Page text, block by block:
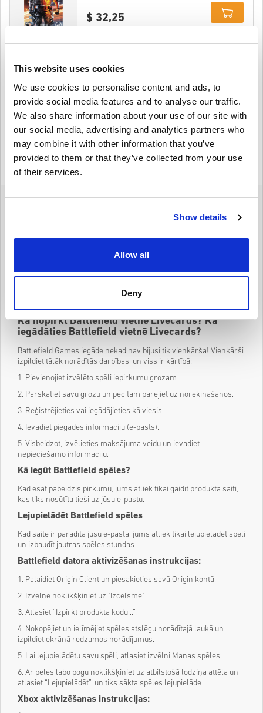
This website uses cookies
We use cookies to personalise content and ads, to
provide social media features and to analyse our traffic.
We also share information about your use of our site with
our social media, advertising and analytics partners who
may combine it with other information that you’ve
provided to them or that they’ve collected from your use
of their services.
Show details
Allow all
Deny
$ 32,25
Details
$ 29,95
Details
Battlefield 1 Revolution Edition Xbox One
WW
$ 4,95
Battlefield ir lielisks piemērs tam, kā vajadzētu izskatīties
vairākus turpinājumus un atzarus populārā pieprasījuma dēļ, un
modernām klasikām kā Battlefield 1 un Battlefield V karš
Kā nopirkt Battlefield vietnē Livecards? Kā
iegādāties Battlefield vietnē Livecards?
Battlefield Games iegāde nekad nav bijusi tik vienkārša! Vienkārši
izpildiet tālāk norādītās darbības, un viss ir kārtībā:
1. Pievienojiet izvēlēto spēli iepirkumu grozam.
2. Pārskatiet savu grozu un pēc tam pārejiet uz norēķināšanos.
3. Reģistrējieties vai iegādājieties kā viesis.
4. Ievadiet piegādes informāciju (e-pasts).
5. Visbeidzot, izvēlieties maksājuma veidu un ievadiet
nepieciešamo informāciju.
Kā iegūt Battlefield spēles?
Kad esat pabeidzis pirkumu, jums atliek tikai gaidīt produkta saiti,
kas tiks nosūtīta tieši uz jūsu e-pastu.
Lejupielādēt Battlefield spēles
Kad saite ir parādīta jūsu e-pastā, jums atliek tikai lejupielādēt spēli
un izbaudīt jautras spēles stundas.
Battlefield datora aktivizēšanas instrukcijas:
1. Palaidiet Origin Client un piesakieties savā Origin kontā.
2. Izvēlnē noklikšķiniet uz "Izcelsme".
3. Atlasiet “Izpirkt produkta kodu...”.
4. Nokopējiet un ielīmējiet spēles atslēgu norādītajā laukā un
izpildiet ekrānā redzamos norādījumus.
5. Lai lejupielādētu savu spēli, atlasiet izvēlni Manas spēles.
6. Ar peles labo pogu noklikšķiniet uz atbilstošā lodziņa attēla un
atlasiet “Lejupielādēt”, un tiks sākta spēles lejupielāde.
Xbox aktivizēšanas instrukcijas: